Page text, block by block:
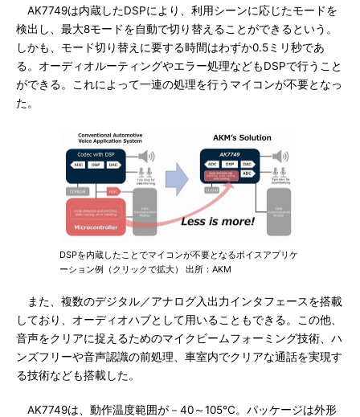
AK7749は内蔵したDSPにより、利用シーンに応じたモードを
検出し、最大8モードを自動で切り替えることができるという。
しかも、モード切り替えに要する時間はわずか0.5ミリ秒であ
る。オーディオルーティングやエラー処理などもDSPで行うこと
ができる。これによって一連の処理を行うマイコンが不要となっ
た。
DSPを内蔵したことでマイコンが不要となるボイスアプリケ
ーション例（クリックで拡大） 出所：AKM
また、複数のデジタル／アナログ入出力インタフェースを搭載
しており、オーディオハブとして用いることもできる。この他、
音声をクリアに捉えるためのマイクビームフォーミング技術、ハ
ンズフリーや音声認識の前処理、車室内でクリアな通話を実現す
る技術なども搭載した。
AK7749は、動作温度範囲が－40～105℃。パッケージは外形